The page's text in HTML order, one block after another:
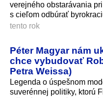
verejného obstarávania
s cieľom odbúrať
tento rok
Péter Magyar nám
chce vybudovať
Petra Weissa)
Legenda o úspešnom
suverénnej politiky, ktorú